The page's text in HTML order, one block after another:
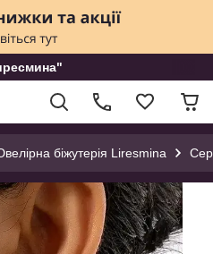
біжутерія Liresmina